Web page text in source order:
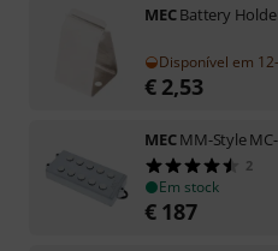
MECBattery
Disponível em
€ 2,53
MECMM-Style
2
Em stock
€ 187